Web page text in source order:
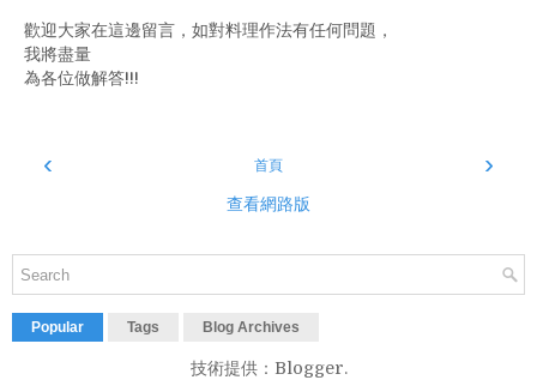
歡迎大家在這邊留言，如對料理作法有任何問題，
我將盡量
為各位做解答!!!
‹ ›
首頁
查看網路版
Popular Tags Blog Archives
技術提供： Blogger.